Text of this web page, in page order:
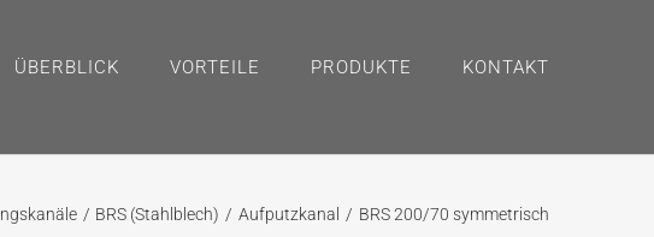
ÜBERBLICK VORTEILE PRODUKTE KONTAKT
BRS (Stahlblech) Aufputzkanal BRS 200/70 symmetrisch